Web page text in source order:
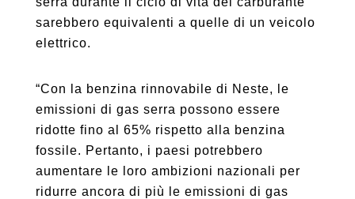
sarebbero equivalenti a quelle di un veicolo
elettrico.
“Con la benzina rinnovabile di Neste, le
emissioni di gas serra possono essere
ridotte fino al 65% rispetto alla benzina
fossile. Pertanto, i paesi potrebbero
aumentare le loro ambizioni nazionali per
ridurre ancora di più le emissioni di gas